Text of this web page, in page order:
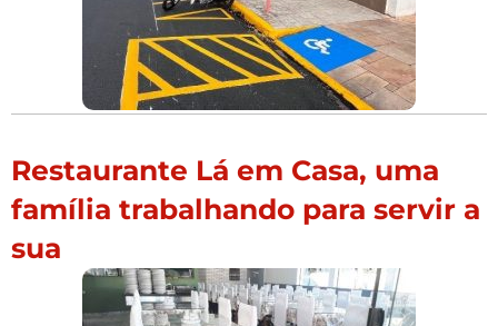
Restaurante Lá em Casa, uma
família trabalhando para servir a
sua